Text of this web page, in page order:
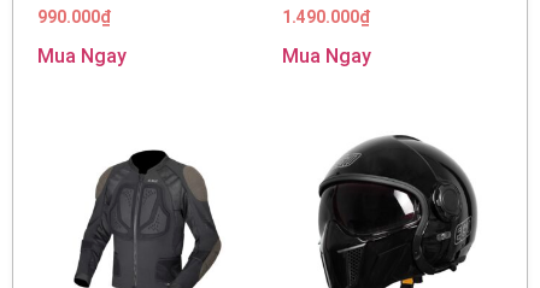
990.000₫
Mua Ngay
1.490.000₫
Mua Ngay